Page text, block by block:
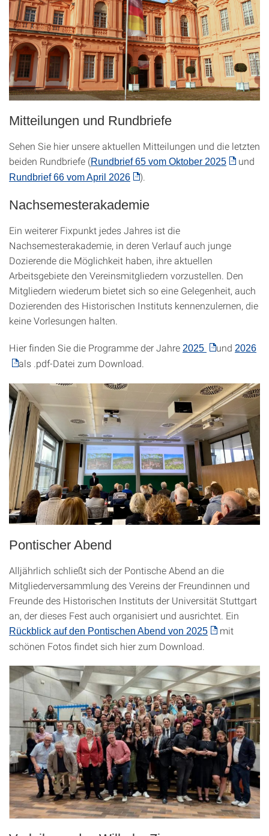
Mitteilungen und Rundbriefe
Sehen Sie hier unsere aktuellen Mitteilungen und die letzten
beiden Rundbriefe (Rundbrief 65 vom Oktober 2025 und
Rundbrief 66 vom April 2026 ).
Nachsemesterakademie
Ein weiterer Fixpunkt jedes Jahres ist die
Nachsemesterakademie, in deren Verlauf auch junge
Dozierende die Möglichkeit haben, ihre aktuellen
Arbeitsgebiete den Vereinsmitgliedern vorzustellen. Den
Mitgliedern wiederum bietet sich so eine Gelegenheit, auch
Dozierenden des Historischen Instituts kennenzulernen, die
keine Vorlesungen halten.
Hier finden Sie die Programme der Jahre 2025 und 2026
als .pdf-Datei zum Download.
Pontischer Abend
Alljährlich schließt sich der Pontische Abend an die
Mitgliederversammlung des Vereins der Freundinnen und
Freunde des Historischen Instituts der Universität Stuttgart
an, der dieses Fest auch organisiert und ausrichtet. Ein
Rückblick auf den Pontischen Abend von 2025
mit
schönen Fotos findet sich hier zum Download.